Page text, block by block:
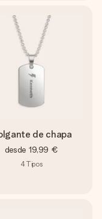
de chapa
desde 19,99 €
4Tipos